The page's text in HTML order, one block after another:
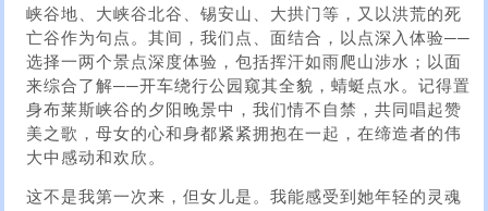
峡谷地、大峡谷北谷、锡安山、大拱门等，又以洪荒的死
亡谷作为句点。其间，我们点、面结合，以点深入体验──
选择一两个景点深度体验，包括挥汗如雨爬山涉水；以面
来综合了解──开车绕行公园窥其全貌，蜻蜓点水。记得置
身布莱斯峡谷的夕阳晚景中，我们情不自禁，共同唱起赞
美之歌，母女的心和身都紧紧拥抱在一起，在缔造者的伟
大中感动和欢欣。
这不是我第一次来，但女儿是。我能感受到她年轻的灵魂